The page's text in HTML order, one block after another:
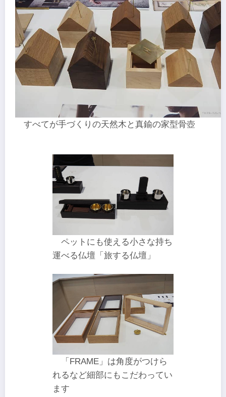
すべてが手づくりの天然木と真鍮の家型骨壺
ペットにも使える小さな持ち
運べる仏壇「旅する仏壇」
「FRAME」は角度がつけら
れるなど細部にもこだわってい
ます